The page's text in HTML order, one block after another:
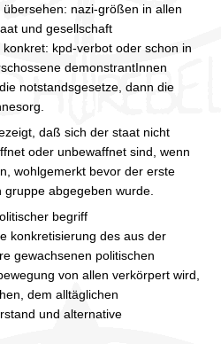
nazi-größen in allen
und gesellschaft
kpd-verbot oder schon in
demonstrantInnen
notstandsgesetze, dann die
daß sich der staat nicht
oder unbewaffnet sind, wenn
wohlgemerkt bevor der erste
abgegeben wurde.
begriff
konkretisierung des aus der
gewachsenen politischen
von allen verkörpert wird,
dem alltäglichen
und alternative